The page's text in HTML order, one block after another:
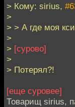
> Кому: sirius,
>
> > А где моя
>
> [сурово]
>
> Потерял?!
[еще суровее]
Товарищ sirius,